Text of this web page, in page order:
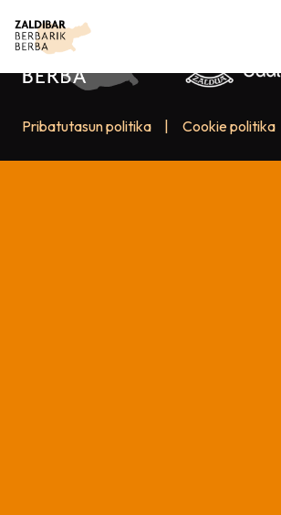
Pribatutasun politika Cookie politika